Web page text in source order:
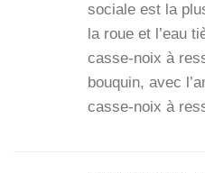
sociale est la
la roue et l’eau
casse-noix à
bou­quin, avec
casse-noix à